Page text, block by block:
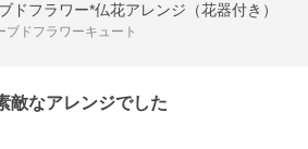
ドフラワー*仏花アレンジ（花器付き）
ブドフラワーキュート
敵なアレンジでした